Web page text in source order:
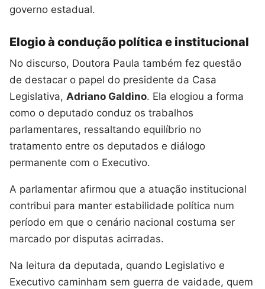
governo estadual.
Elogio à condução política e institucional
No discurso, Doutora Paula também fez questão
de destacar o papel do presidente da Casa
Legislativa, Adriano Galdino. Ela elogiou a forma
como o deputado conduz os trabalhos
parlamentares, ressaltando equilíbrio no
tratamento entre os deputados e diálogo
permanente com o Executivo.
A parlamentar afirmou que a atuação institucional
contribui para manter estabilidade política num
período em que o cenário nacional costuma ser
marcado por disputas acirradas.
Na leitura da deputada, quando Legislativo e
Executivo caminham sem guerra de vaidade, quem